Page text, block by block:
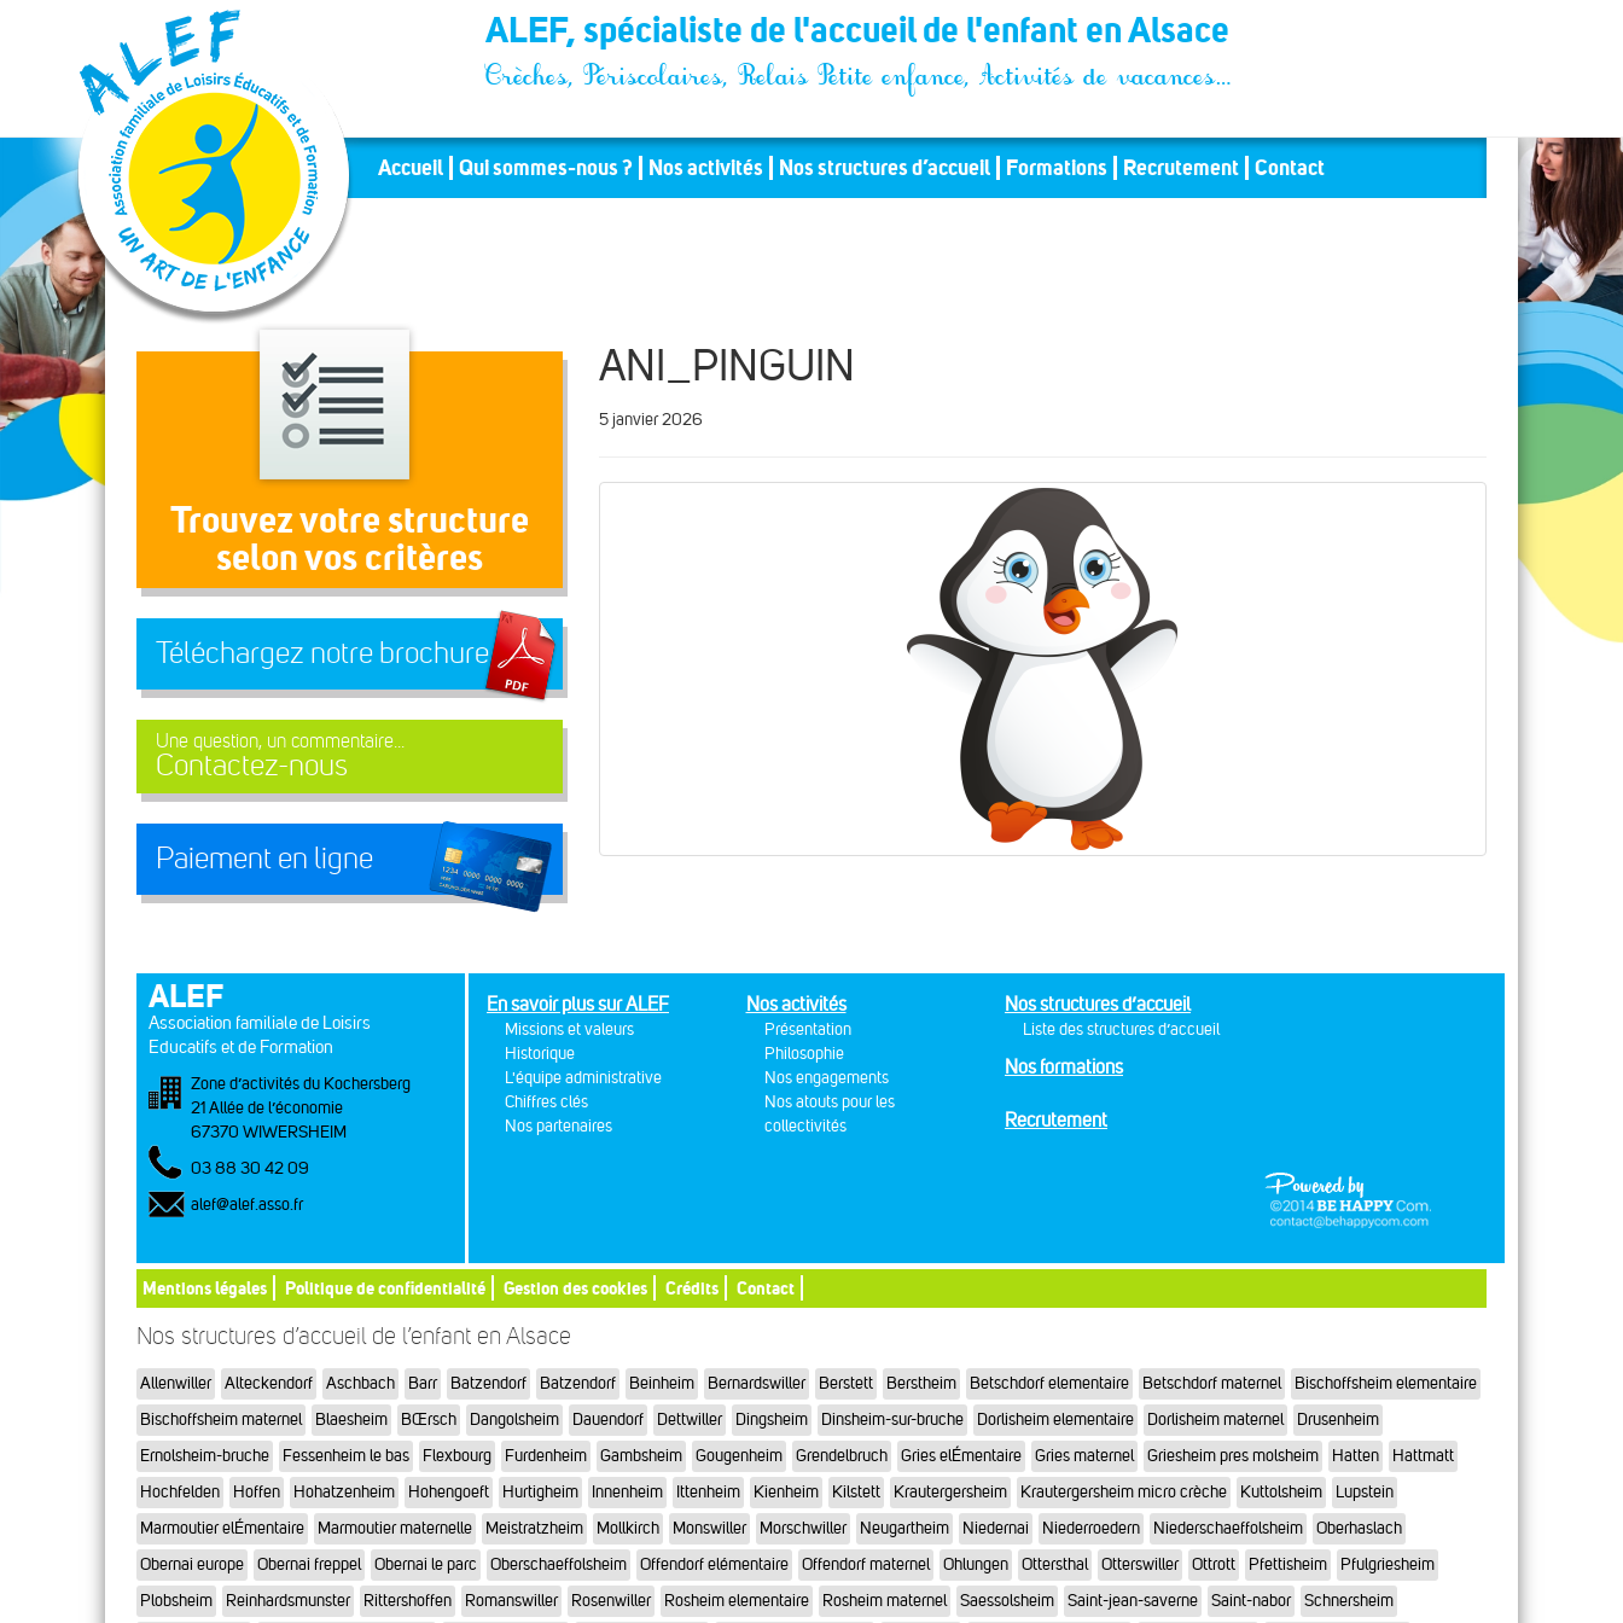
Panneau de gestion des cookies ALEF, spécialiste de l'accueil de l'enfant en Alsace
Crèches, Périscolaires, Relais Petite enfance, Activités de vacances…
Accueil Qui sommes-nous ? Nos activités Nos structures d’accueil Formations Recrutement Contact
Trouvez votre structure
selon vos critères
Téléchargez notre brochure
Une question, un commentaire...
Contactez-nous
Paiement en ligne
ANI_PINGUIN
5 janvier 2026
ALEF
Association familiale de Loisirs
Educatifs et de Formation
Zone d’activités du Kochersberg
21 Allée de l’économie
67370 WIWERSHEIM
03 88 30 42 09
alef@alef.asso.fr
En savoir plus sur ALEF
Missions et valeurs
Historique
L'équipe administrative
Chiffres clés
Nos partenaires
Nos activités
Présentation
Philosophie
Nos engagements
Nos atouts pour les
collectivités
Nos structures d’accueil
Liste des structures d’accueil
Nos formations
Recrutement
Mentions légales Politique de confidentialité Gestion des cookies Crédits Contact
Nos structures d’accueil de l’enfant en Alsace
Allenwiller Alteckendorf Aschbach Barr Batzendorf Batzendorf Beinheim Bernardswiller Berstett Berstheim Betschdorf elementaire Betschdorf maternel
Bischoffsheim elementaire
Bischoffsheim maternel
Blaesheim BŒrsch Dangolsheim Dauendorf Dettwiller Dingsheim Dinsheim-sur-bruche Dorlisheim elementaire Dorlisheim maternel
Drusenheim
Ernolsheim-bruche
Fessenheim le bas Flexbourg Furdenheim Gambsheim Gougenheim Grendelbruch Gries elÉmentaire Gries maternel Griesheim pres molsheim Hatten
Hattmatt
Hochfelden
Hoffen Hohatzenheim Hohengoeft Hurtigheim Innenheim Ittenheim Kienheim Kilstett Krautergersheim Krautergersheim micro crèche Kuttolsheim
Lupstein
Marmoutier elÉmentaire
Marmoutier maternelle Meistratzheim Mollkirch Monswiller Morschwiller Neugartheim Niedernai Niederroedern Niederschaeffolsheim
Oberhaslach
Obernai europe
Obernai freppel Obernai le parc Oberschaeffolsheim Offendorf elémentaire Offendorf maternel Ohlungen Ottersthal Otterswiller Ottrott Pfettisheim
Pfulgriesheim
Plobsheim
Reinhardsmunster Rittershoffen Romanswiller Rosenwiller Rosheim elementaire Rosheim maternel Saessolsheim Saint-jean-saverne Saint-nabor Schnersheim